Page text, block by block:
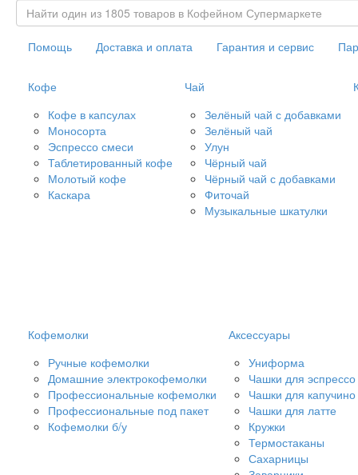
Помощь Доставка и оплата Гарантия и сервис
Кофе
Кофе в капсулах
Моносорта
Эспрессо смеси
Таблетированный кофе
Молотый кофе
Каскара
Чай
Зелёный чай с добавками
Зелёный чай
Улун
Чёрный чай
Чёрный чай с добавками
Фиточай
Музыкальные шкатулки
Кофемолки
Ручные кофемолки
Домашние электрокофемолки
Профессиональные кофемолки
Профессиональные под пакет
Кофемолки б/у
Аксессуары
Униформа
Чашки для эспрессо
Чашки для капучино
Чашки для латте
Кружки
Термостаканы
Сахарницы